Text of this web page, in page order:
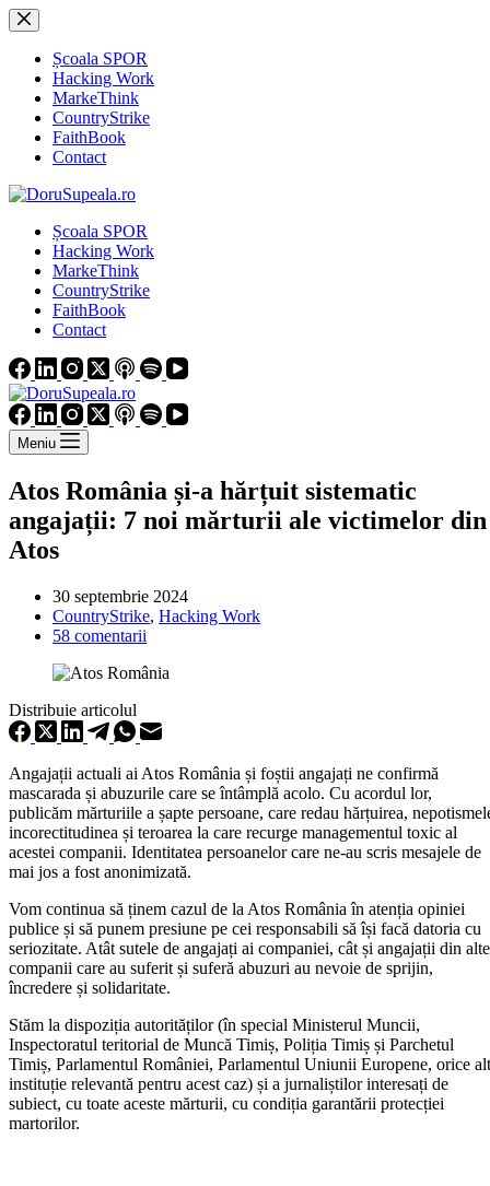
Sari
la
conținutȘcoala SPOR
Hacking Work
MarkeThink
CountryStrike
FaithBook
Contact
Școala SPOR
Hacking Work
MarkeThink
CountryStrike
FaithBook
Contact
Meniu
Atos România și-a hărțuit sistematic
angajații: 7 noi mărturii ale victimelor din
Atos
30 septembrie 2024
CountryStrike, Hacking Work
58 comentarii
Distribuie articolul
Angajații actuali ai Atos România și foștii angajați ne confirmă
mascarada și abuzurile care se întâmplă acolo. Cu acordul lor,
publicăm mărturiile a șapte persoane, care redau hărțuirea,
incorectitudinea și teroarea la care recurge managementul toxic al
acestei companii. Identitatea persoanelor care ne-au scris mesajele de
mai jos a fost anonimizată.
Vom continua să ținem cazul de la Atos România în atenția opiniei
publice și să punem presiune pe cei responsabili să își facă datoria cu
seriozitate. Atât sutele de angajați ai companiei, cât și angajații din alte
companii care au suferit și suferă abuzuri au nevoie de sprijin,
încredere și solidaritate.
Stăm la dispoziția autorităților (în special Ministerul Muncii,
Inspectoratul teritorial de Muncă Timiș, Poliția Timiș și Parchetul
Timiș, Parlamentul României, Parlamentul Uniunii Europene, orice
instituție relevantă pentru acest caz) și a jurnaliștilor interesați de
subiect, cu toate aceste mărturii, cu condiția garantării protecției
martorilor.